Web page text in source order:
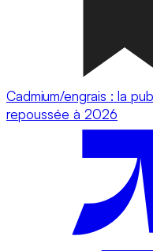
Cadmium/engrais : la
repoussée à 2026